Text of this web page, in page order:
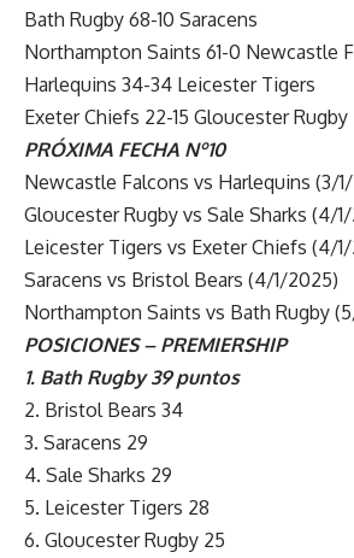
Bath Rugby 68-10 Saracens
Northampton Saints 61-0 Newcastle
Harlequins 34-34 Leicester Tigers
Exeter Chiefs 22-15 Gloucester Rugby
PRÓXIMA FECHA Nº10
Newcastle Falcons vs Harlequins (3/
Gloucester Rugby vs Sale Sharks (4/
Leicester Tigers vs Exeter Chiefs (4/
Saracens vs Bristol Bears (4/1/2025)
Northampton Saints vs Bath Rugby
POSICIONES – PREMIERSHIP
1. Bath Rugby 39 puntos
2. Bristol Bears 34
3. Saracens 29
4. Sale Sharks 29
5. Leicester Tigers 28
6. Gloucester Rugby 25